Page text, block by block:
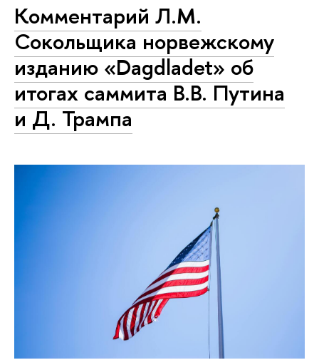
Комментарий Л.М.
Сокольщика норвежскому
изданию «Dagdladet» об
итогах саммита В.В. Путина
и Д. Трампа